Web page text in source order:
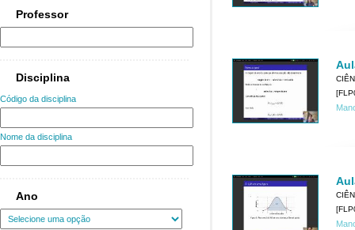
Professor
Disciplina
Código da disciplina
Nome da disciplina
Ano